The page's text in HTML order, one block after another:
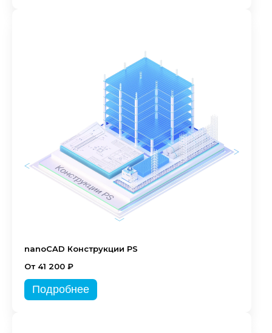
nanoCAD Конструкции PS
От 41 200 ₽
Подробнее